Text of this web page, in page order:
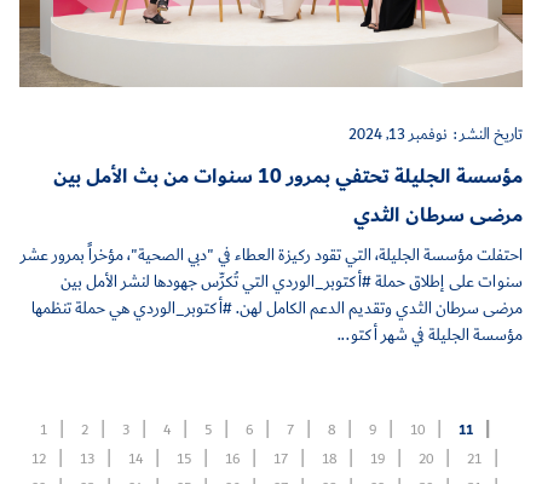
تاريخ النشر : نوفمبر 13, 2024
مؤسسة الجليلة تحتفي بمرور 10 سنوات من بث الأمل بين
مرضى سرطان الثدي
احتفلت مؤسسة الجليلة، التي تقود ركيزة العطاء في "دبي الصحية"، مؤخراً بمرور عشر
سنوات على إطلاق حملة #أكتوبر_الوردي التي تُكرِّس جهودها لنشر الأمل بين
مرضى سرطان الثدي وتقديم الدعم الكامل لهن. #أكتوبر_الوردي هي حملة تنظمها
مؤسسة الجليلة في شهر أكتو...
1 2 3 4 5 6 7 8 9 10
11
12
13 14 15 16 17 18 19 20
21